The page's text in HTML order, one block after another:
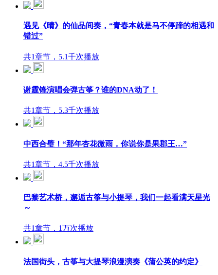
遇见《晴》的仙品间奏，“青春本就是马不停蹄的相遇和
错过”
共1章节，5.1千次播放
谢霆锋演唱会弹古筝？谁的DNA动了！
共1章节，5.3千次播放
中西合璧！“那年杏花微雨，你说你是果郡王…”
共1章节，4.5千次播放
巴黎艺术桥，邂逅古筝与小提琴，我们一起看满天星光
～
共1章节，1万次播放
法国街头，古筝与大提琴浪漫演奏《蒲公英的约定》